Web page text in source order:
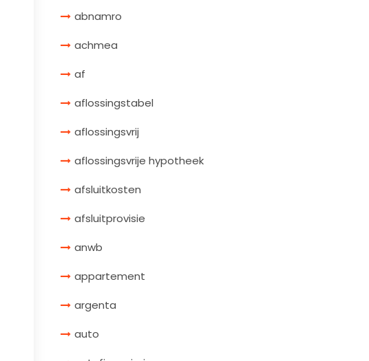
abnamro
achmea
af
aflossingstabel
aflossingsvrij
aflossingsvrije hypotheek
afsluitkosten
afsluitprovisie
anwb
appartement
argenta
auto